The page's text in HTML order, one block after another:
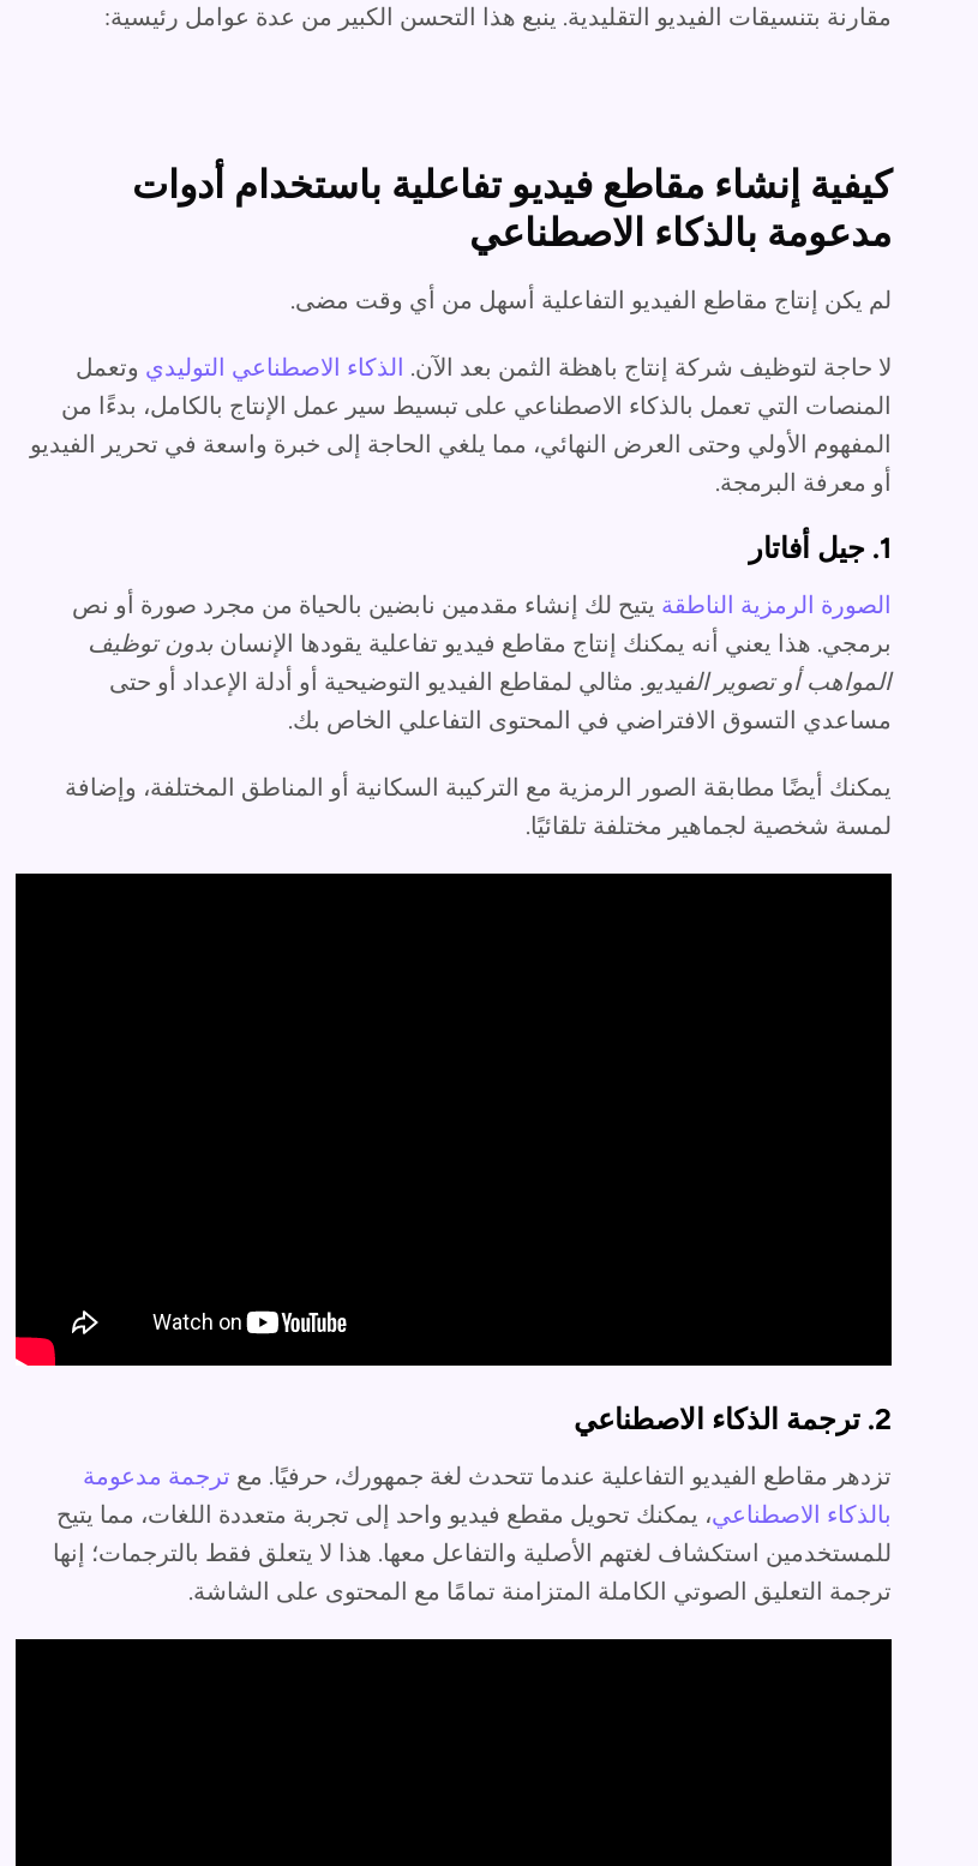
مقارنة بتنسيقات الفيديو التقليدية. ينبع هذا التحسن الكبير من عدة عوامل رئيسية:
كيفية إنشاء مقاطع فيديو تفاعلية باستخدام أدوات
مدعومة بالذكاء الاصطناعي
لم يكن إنتاج مقاطع الفيديو التفاعلية أسهل من أي وقت مضى.
لا حاجة لتوظيف شركة إنتاج باهظة الثمن بعد الآن. الذكاء الاصطناعي التوليدي وتعمل
المنصات التي تعمل بالذكاء الاصطناعي على تبسيط سير عمل الإنتاج بالكامل، بدءًا من
المفهوم الأولي وحتى العرض النهائي، مما يلغي الحاجة إلى خبرة واسعة في تحرير الفيديو
أو معرفة البرمجة.
1. جيل أفاتار
الصورة الرمزية الناطقة يتيح لك إنشاء مقدمين نابضين بالحياة من مجرد صورة أو نص
برمجي. هذا يعني أنه يمكنك إنتاج مقاطع فيديو تفاعلية يقودها الإنسان بدون توظيف
المواهب أو تصوير الفيديو. مثالي لمقاطع الفيديو التوضيحية أو أدلة الإعداد أو حتى
مساعدي التسوق الافتراضي في المحتوى التفاعلي الخاص بك.
يمكنك أيضًا مطابقة الصور الرمزية مع التركيبة السكانية أو المناطق المختلفة، وإضافة
لمسة شخصية لجماهير مختلفة تلقائيًا.
2. ترجمة الذكاء الاصطناعي
تزدهر مقاطع الفيديو التفاعلية عندما تتحدث لغة جمهورك، حرفيًا. مع ترجمة مدعومة
بالذكاء الاصطناعي، يمكنك تحويل مقطع فيديو واحد إلى تجربة متعددة اللغات، مما يتيح
للمستخدمين استكشاف لغتهم الأصلية والتفاعل معها. هذا لا يتعلق فقط بالترجمات؛ إنها
ترجمة التعليق الصوتي الكاملة المتزامنة تمامًا مع المحتوى على الشاشة.